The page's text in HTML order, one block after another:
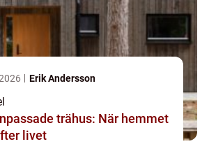
Erik Andersson
trähus: När hemmet
livet